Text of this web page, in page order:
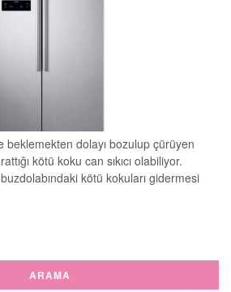
beklemekten dolayı bozulup çürüyen
kötü koku can sıkıcı olabiliyor.
kötü kokuları gidermesi
sıralıyor.
ARAMA